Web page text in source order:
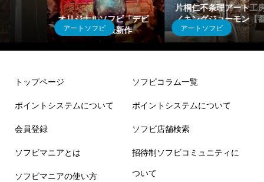
アートソフビ
オリジナルソフビ「デビ
ィ」シリーズ最新作
アートソフビ
片桐仁不条理アート工房
／キングジョーモン【蓄
光マーブル】
トップページ
ポイントシステムについて
会員登録
ソフビマニアとは
ソフビマニアの使い方
ソフビコラム一覧
ポイントシステムについて
ソフビ店舗検索
招待制ソフビコミュニティに
ついて